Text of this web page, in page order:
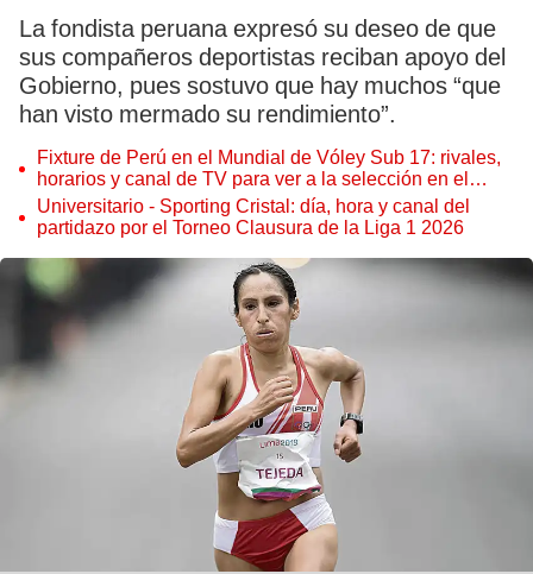
La fondista peruana expresó su deseo de que
sus compañeros deportistas reciban apoyo del
Gobierno, pues sostuvo que hay muchos “que
han visto mermado su rendimiento”.
Fixture de Perú en el Mundial de Vóley Sub 17: rivales,
horarios y canal de TV para ver a la selección en el
torneo
Universitario - Sporting Cristal: día, hora y canal del
partidazo por el Torneo Clausura de la Liga 1 2026